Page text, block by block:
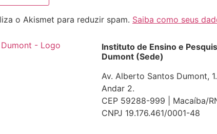
o Akismet para reduzir spam. Saiba como seus
Instituto de Ensino e
Dumont (Sede)
Av. Alberto Santos Dumont,
Andar 2.
CEP 59288-999 | Macaíba/
CNPJ 19.176.461/0001-48